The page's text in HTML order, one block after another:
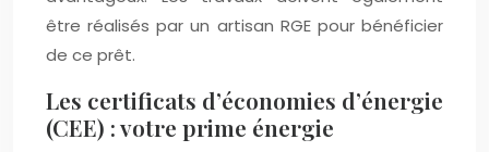
être réalisés par un artisan RGE pour bénéficier
de ce prêt.
Les certificats d’économies d’énergie
(CEE) : votre prime énergie